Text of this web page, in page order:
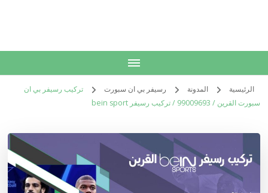
الرئيسية المدونة رسيفر بي ان سبورت
تركيب رسيفر بي ان
سبورت القرين / 99009693 / تركيب رسيفر bein sport